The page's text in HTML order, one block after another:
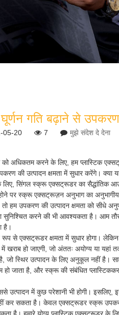
गति बढ़ाने से
05-20 7 मुझे संदेश दे देना
को अधिकतम करने के लिए, हम प्लास्टिक
की उत्पादन क्षमता में सुधार करेंगे।
सिंगल स्क्रू एक्सट्रूडर का सैद्धांतिक
पर स्क्रू एक्सट्रूज़न अनुभाग का
उपकरण की उत्पादन क्षमता को सीधे
करने की भी आवश्यकता है। आम तौर
है।
से एक्सट्रूडर क्षमता में सुधार होगा।
खराब हो जाएगी, जो अंततः अयोग्य या
जो स्थिर उत्पादन के लिए अनुकूल नहीं है।
जाता है, और स्क्रू की संबंधित
में कुछ परेशानी भी होगी।
कर सकता है। केवल एक्सट्रूडर स्क्रू